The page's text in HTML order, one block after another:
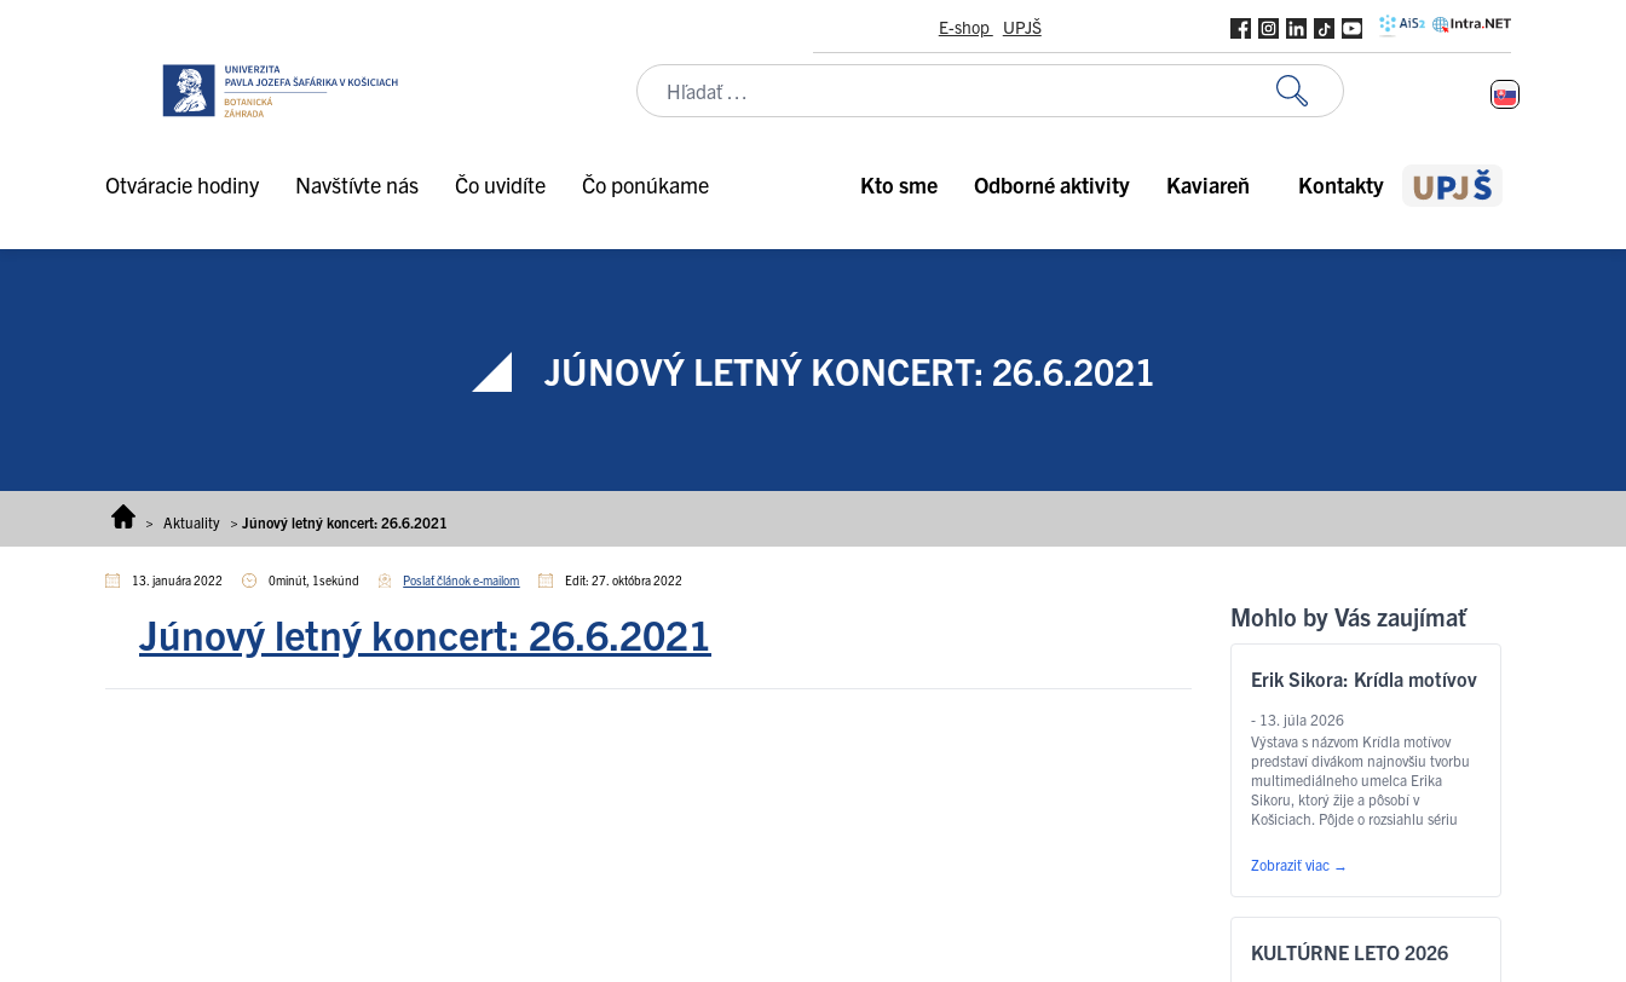
E-shop UPJŠ
Otváracie hodiny Navštívte nás Čo uvidíte Čo ponúkame Kto sme Odborné aktivity Kaviareň Kontakty
JÚNOVÝ LETNÝ KONCERT: 26.6.2021
> Aktuality > Júnový letný koncert: 26.6.2021
13. januára 2022 0minút, 1sekúnd Poslať článok e-mailom Edit: 27. októbra 2022
Júnový letný koncert: 26.6.2021 Mohlo by Vás zaujímať
Erik Sikora: Krídla motívov
- 13. júla 2026
Výstava s názvom Krídla motívov
predstaví divákom najnovšiu tvorbu
multimediálneho umelca Erika
Sikoru, ktorý žije a pôsobí v
Košiciach. Pôjde o rozsiahlu sériu
vytvorených špeciálne pre túto
výstavu v botanickej záhrade v
spolupráci s Východoslovenskou
galériou. Najviac akvarelov bude
motýľmi, na čo odkazuje aj samotný
Zobraziť viac →
KULTÚRNE LETO 2026